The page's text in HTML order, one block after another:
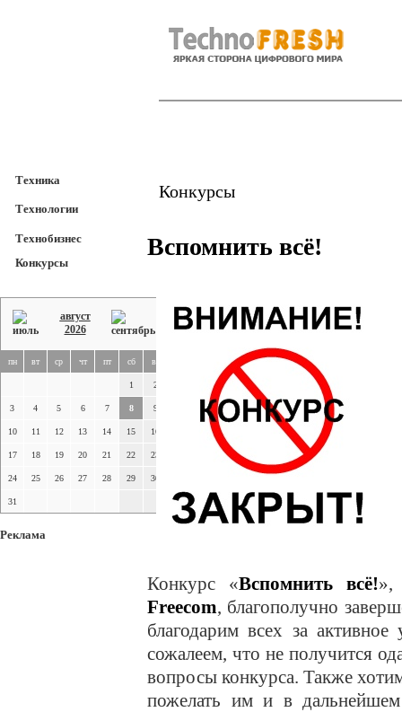
Техника
Технологии
Технобизнес
Конкурсы
август
2026
пн вт ср чт пт сб вс
1 2
3 4 5 6 7 8 9
10 11 12 13 14 15 16
17 18 19 20 21 22 23
24 25 26 27 28 29 30
31
Реклама
Конкурсы
Вспомнить всё!
Конкурс «Вспомнить всё!»,
Freecom, благополучно
благодарим всех за
сожалеем, что не получится
вопросы конкурса. Также
пожелать им и в